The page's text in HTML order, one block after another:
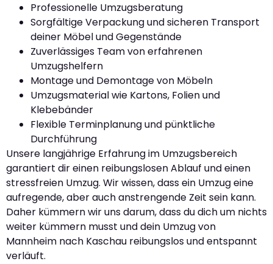
Professionelle Umzugsberatung
Sorgfältige Verpackung und sicheren Transport
deiner Möbel und Gegenstände
Zuverlässiges Team von erfahrenen
Umzugshelfern
Montage und Demontage von Möbeln
Umzugsmaterial wie Kartons, Folien und
Klebebänder
Flexible Terminplanung und pünktliche
Durchführung
Unsere langjährige Erfahrung im Umzugsbereich
garantiert dir einen reibungslosen Ablauf und einen
stressfreien Umzug. Wir wissen, dass ein Umzug eine
aufregende, aber auch anstrengende Zeit sein kann.
Daher kümmern wir uns darum, dass du dich um nichts
weiter kümmern musst und dein Umzug von
Mannheim nach Kaschau reibungslos und entspannt
verläuft.